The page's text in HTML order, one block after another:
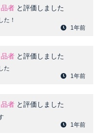
者 と評価しました
た！
1年前
者 と評価しました
た
1年前
者 と評価しました
1年前